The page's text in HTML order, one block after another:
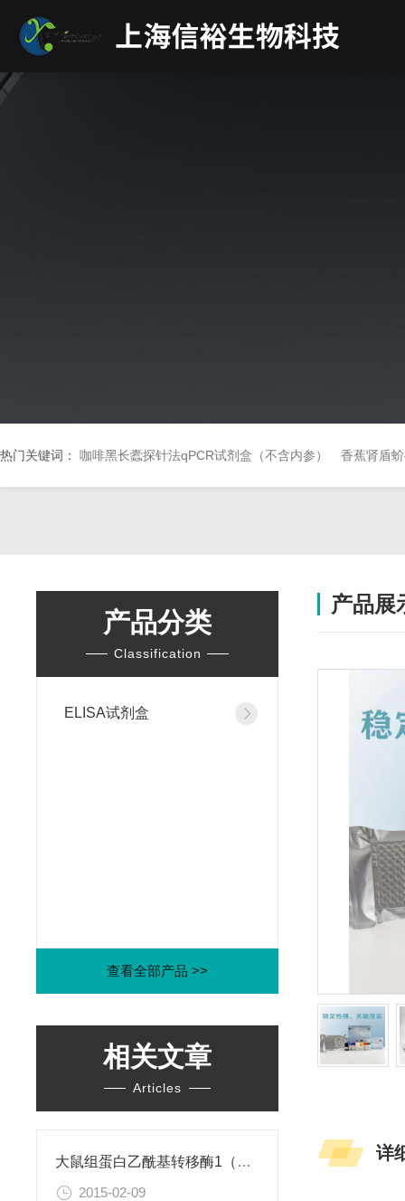
热门关键词： 咖啡黑长蠹探针法qPCR试剂盒（不含内参） 香蕉肾盾
产品分类
Classification
ELISA试剂盒
查看全部产品 >>
相关文章
Articles
大鼠组蛋白乙酰基转移酶1（HAT1）ELISA试剂盒
2015-02-09
产品展
详